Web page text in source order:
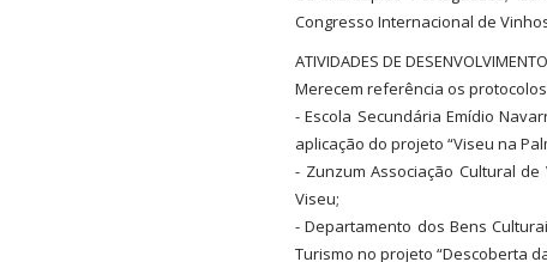
Congresso Internacional de Vinhos
ATIVIDADES DE
Merecem referência os
- Escola Secundária Emídio
aplicação do projeto “Viseu na
- Zunzum Associação Cultural
Viseu;
- Departamento dos Bens
Turismo no projeto “Descoberta